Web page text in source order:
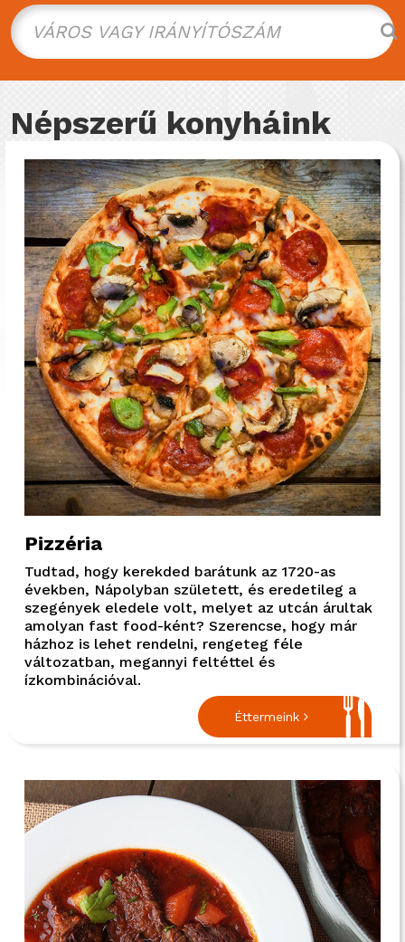
VÁROS VAGY IRÁNYÍTÓSZÁM
Népszerű konyháink
Pizzéria
Tudtad, hogy kerekded barátunk az 1720-as
években, Nápolyban született, és eredetileg a
szegények eledele volt, melyet az utcán árultak
amolyan fast food-ként? Szerencse, hogy már
házhoz is lehet rendelni, rengeteg féle
változatban, megannyi feltéttel és
ízkombinációval.
Éttermeink